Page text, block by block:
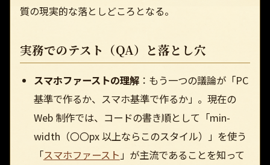
質の現実的な落としどころとなる。
実務でのテスト（QA）と落とし穴
スマホファーストの理解：もう一つの議論が「PC
基準で作るか、スマホ基準で作るか」。現在の
Web 制作では、コードの書き順として「min-
width（〇〇px 以上ならこのスタイル）」を使う
「スマホファースト 」が主流であることを知って